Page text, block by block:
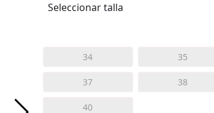
Seleccionar talla
34 35
37 38
40